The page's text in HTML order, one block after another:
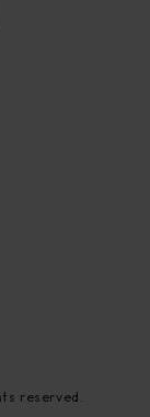
reserved.